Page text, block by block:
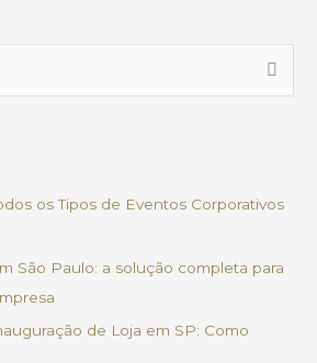
os Tipos de Eventos Corporativos
São Paulo: a solução completa para
de Loja em SP: Como